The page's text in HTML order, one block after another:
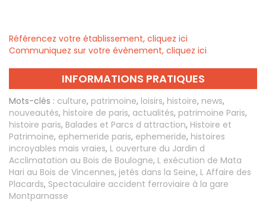
Référencez votre établissement, cliquez ici
Communiquez sur votre évènement, cliquez ici
INFORMATIONS PRATIQUES
Mots-clés : culture, patrimoine, loisirs, histoire, news,
nouveautés, histoire de paris, actualités, patrimoine Paris,
histoire paris, Balades et Parcs d attraction, Histoire et
Patrimoine, ephemeride paris, ephemeride, histoires
incroyables mais vraies, L ouverture du Jardin d
Acclimatation au Bois de Boulogne, L exécution de Mata
Hari au Bois de Vincennes, jetés dans la Seine, L Affaire des
Placards, Spectaculaire accident ferroviaire à la gare
Montparnasse